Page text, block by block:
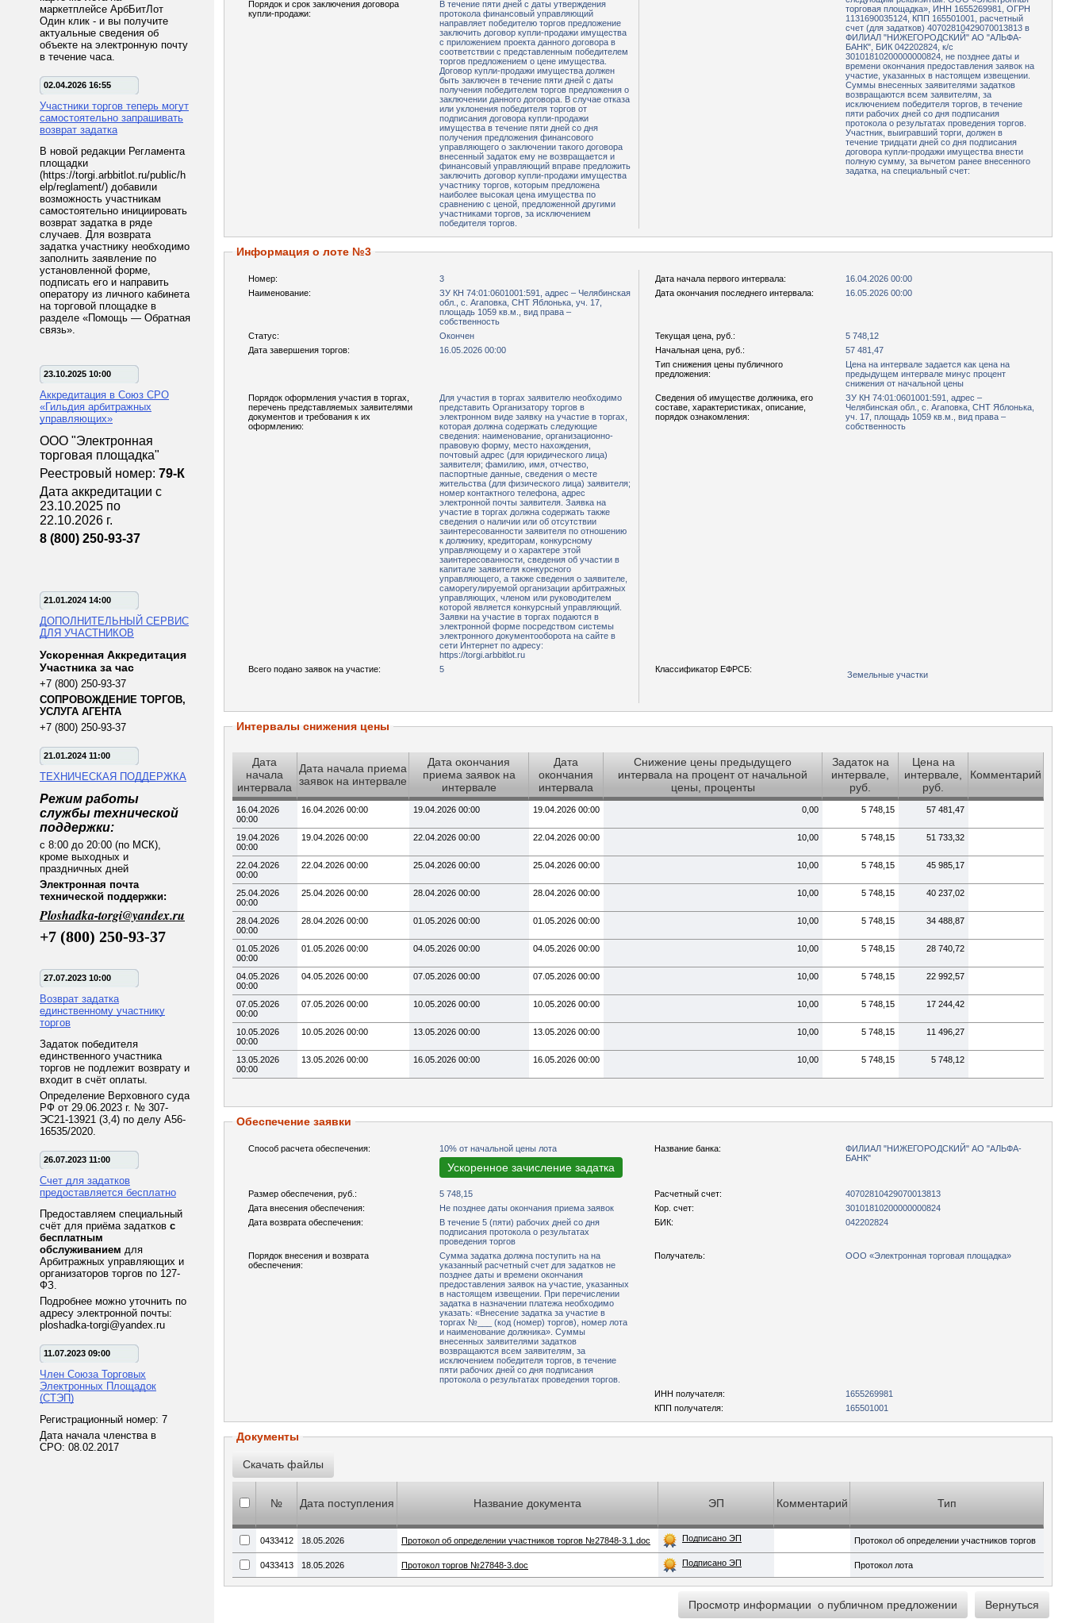
маркетплейсе АрбБитЛот
Один клик - и вы получите
актуальные сведения об
объекте на электронную почту
в течение часа.
02.04.2026 16:55
Участники торгов теперь могут
самостоятельно запрашивать
возврат задатка
В новой редакции Регламента
площадки
(https://torgi.arbbitlot.ru/public/h
elp/reglament/) добавили
возможность участникам
самостоятельно инициировать
возврат задатка в ряде
случаев. Для возврата
задатка участнику необходимо
заполнить заявление по
установленной форме,
подписать его и направить
оператору из личного кабинета
на торговой площадке в
разделе «Помощь — Обратная
связь».
23.10.2025 10:00
Аккредитация в Союз СРО
«Гильдия арбитражных
управляющих»
ООО "Электронная
торговая площадка"
Реестровый номер: 79-К
Дата аккредитации с
23.10.2025 по
22.10.2026 г.
8 (800) 250-93-37
21.01.2024 14:00
ДОПОЛНИТЕЛЬНЫЙ СЕРВИС
ДЛЯ УЧАСТНИКОВ
Ускоренная Аккредитация
Участника за час
+7 (800) 250-93-37
СОПРОВОЖДЕНИЕ ТОРГОВ,
УСЛУГА АГЕНТА
+7 (800) 250-93-37
21.01.2024 11:00
ТЕХНИЧЕСКАЯ ПОДДЕРЖКА
Режим работы
службы технической
поддержки:
с 8:00 до 20:00 (по МСК),
кроме выходных и
праздничных дней
Электронная почта
технической поддержки:
Ploshadka-torgi@yandex.ru
+7 (800) 250-93-37
27.07.2023 10:00
Возврат задатка
единственному участнику
торгов
Задаток победителя
единственного участника
торгов не подлежит возврату и
входит в счёт оплаты.
Определение Верховного суда
РФ от 29.06.2023 г. № 307-
ЭС21-13921 (3,4) по делу А56-
16535/2020.
26.07.2023 11:00
Счет для задатков
предоставляется бесплатно
Предоставляем специальный
счёт для приёма задатков с
бесплатным
обслуживанием для
Арбитражных управляющих и
организаторов торгов по 127-
ФЗ.
Подробнее можно уточнить по
адресу электронной почты:
ploshadka-torgi@yandex.ru
11.07.2023 09:00
Член Союза Торговых
Электронных Площадок
(СТЭП)
Регистрационный номер: 7
Дата начала членства в
СРО: 08.02.2017
торговая площадка», ИНН 1655269981, ОГРН
1131690035124, КПП 165501001, расчетный
счет (для задатков) 40702810429070013813 в
ФИЛИАЛ "НИЖЕГОРОДСКИЙ" АО "АЛЬФА-
БАНК", БИК 042202824, к/с
30101810200000000824, не позднее даты и
времени окончания предоставления заявок на
участие, указанных в настоящем извещении.
Суммы внесенных заявителями задатков
возвращаются всем заявителям, за
исключением победителя торгов, в течение
пяти рабочих дней со дня подписания
протокола о результатах проведения торгов.
Участник, выигравший торги, должен в
течение тридцати дней со дня подписания
договора купли-продажи имущества внести
полную сумму, за вычетом ранее внесенного
задатка, на специальный счет:
Порядок и срок заключения договора
купли-продажи:
В течение пяти дней с даты утверждения
протокола финансовый управляющий
направляет победителю торгов предложение
заключить договор купли-продажи имущества
с приложением проекта данного договора в
соответствии с представленным победителем
торгов предложением о цене имущества.
Договор купли-продажи имущества должен
быть заключен в течение пяти дней с даты
получения победителем торгов предложения о
заключении данного договора. В случае отказа
или уклонения победителя торгов от
подписания договора купли-продажи
имущества в течение пяти дней со дня
получения предложения финансового
управляющего о заключении такого договора
внесенный задаток ему не возвращается и
финансовый управляющий вправе предложить
заключить договор купли-продажи имущества
участнику торгов, которым предложена
наиболее высокая цена имущества по
сравнению с ценой, предложенной другими
участниками торгов, за исключением
победителя торгов.
Информация о лоте №3
Номер: 3 Дата начала первого интервала:
16.04.2026 00:00
Наименование:
ЗУ КН 74:01:0601001:591, адрес – Челябинская
обл., с. Агаповка, СНТ Яблонька, уч. 17,
площадь 1059 кв.м., вид права –
собственность
Дата окончания последнего интервала: 16.05.2026 00:00
Статус: Окончен Текущая цена, руб.:
5 748,12
Дата завершения торгов:
16.05.2026 00:00 Начальная цена, руб.:
57 481,47
Тип снижения цены публичного
предложения:
Цена на интервале задается как цена на
предыдущем интервале минус процент
снижения от начальной цены
Порядок оформления участия в торгах,
перечень представляемых заявителями
документов и требования к их
оформлению:
Для участия в торгах заявителю необходимо
представить Организатору торгов в
электронном виде заявку на участие в торгах,
которая должна содержать следующие
сведения: наименование, организационно-
правовую форму, место нахождения,
почтовый адрес (для юридического лица)
заявителя; фамилию, имя, отчество,
паспортные данные, сведения о месте
жительства (для физического лица) заявителя;
номер контактного телефона, адрес
электронной почты заявителя. Заявка на
участие в торгах должна содержать также
сведения о наличии или об отсутствии
заинтересованности заявителя по отношению
к должнику, кредиторам, конкурсному
управляющему и о характере этой
заинтересованности, сведения об участии в
капитале заявителя конкурсного
управляющего, а также сведения о заявителе,
саморегулируемой организации арбитражных
управляющих, членом или руководителем
которой является конкурсный управляющий.
Заявки на участие в торгах подаются в
электронной форме посредством системы
электронного документооборота на сайте в
сети Интернет по адресу:
https://torgi.arbbitlot.ru
Сведения об имуществе должника, его
составе, характеристиках, описание,
порядок ознакомления:
ЗУ КН 74:01:0601001:591, адрес –
Челябинская обл., с. Агаповка, СНТ Яблонька,
уч. 17, площадь 1059 кв.м., вид права –
собственность
Всего подано заявок на участие: 5 Классификатор ЕФРСБ:
Земельные участки
Интервалы снижения цены
Дата
начала
интервала
Дата начала приема
заявок на интервале
Дата окончания
приема заявок на
интервале
Дата
окончания
интервала
Снижение цены предыдущего
интервала на процент от начальной
цены, проценты
Задаток на
интервале,
руб.
Цена на
интервале,
руб.
Комментарий
16.04.2026
00:00
16.04.2026 00:00 19.04.2026 00:00 19.04.2026 00:00 0,00 5 748,15 57 481,47
19.04.2026
00:00
19.04.2026 00:00 22.04.2026 00:00 22.04.2026 00:00 10,00 5 748,15 51 733,32
22.04.2026
00:00
22.04.2026 00:00 25.04.2026 00:00 25.04.2026 00:00 10,00 5 748,15 45 985,17
25.04.2026
00:00
25.04.2026 00:00 28.04.2026 00:00 28.04.2026 00:00 10,00 5 748,15 40 237,02
28.04.2026
00:00
28.04.2026 00:00 01.05.2026 00:00 01.05.2026 00:00 10,00 5 748,15 34 488,87
01.05.2026
00:00
01.05.2026 00:00 04.05.2026 00:00 04.05.2026 00:00 10,00 5 748,15 28 740,72
04.05.2026
00:00
04.05.2026 00:00 07.05.2026 00:00 07.05.2026 00:00 10,00 5 748,15 22 992,57
07.05.2026
00:00
07.05.2026 00:00 10.05.2026 00:00 10.05.2026 00:00 10,00 5 748,15 17 244,42
10.05.2026
00:00
10.05.2026 00:00 13.05.2026 00:00 13.05.2026 00:00 10,00 5 748,15 11 496,27
13.05.2026
00:00
13.05.2026 00:00 16.05.2026 00:00 16.05.2026 00:00 10,00 5 748,15 5 748,12
Обеспечение заявки
Способ расчета обеспечения: 10% от начальной цены лота
Ускоренное зачисление задатка
Название банка:
ФИЛИАЛ "НИЖЕГОРОДСКИЙ" АО "АЛЬФА-
БАНК"
Размер обеспечения, руб.: 5 748,15 Расчетный счет:
40702810429070013813
Дата внесения обеспечения:
Не позднее даты окончания приема заявок Кор. счет:
30101810200000000824
Дата возврата обеспечения:
В течение 5 (пяти) рабочих дней со дня
подписания протокола о результатах
проведения торгов
БИК: 042202824
Порядок внесения и возврата
обеспечения:
Сумма задатка должна поступить на на
указанный расчетный счет для задатков не
позднее даты и времени окончания
предоставления заявок на участие, указанных
в настоящем извещении. При перечислении
задатка в назначении платежа необходимо
указать: «Внесение задатка за участие в
торгах №___ (код (номер) торгов), номер лота
и наименование должника». Суммы
внесенных заявителями задатков
возвращаются всем заявителям, за
исключением победителя торгов, в течение
пяти рабочих дней со дня подписания
протокола о результатах проведения торгов.
Получатель: ООО «Электронная торговая площадка»
ИНН получателя:
1655269981
КПП получателя:
165501001
Документы
№ Дата поступления Название документа ЭП Комментарий Тип
0433412 18.05.2026 Протокол об определении участников торгов №27848-3.1.doc Подписано ЭП Протокол об определении участников торгов
0433413 18.05.2026 Протокол торгов №27848-3.doc Подписано ЭП Протокол лота